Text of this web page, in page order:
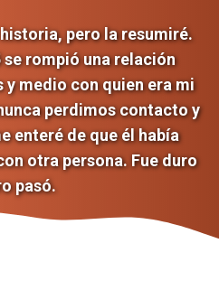
pero la resumiré.
se rompió una relación
y medio con quien era mi
perdimos contacto y
enteré de que él había
otra persona. Fue duro
pasó.